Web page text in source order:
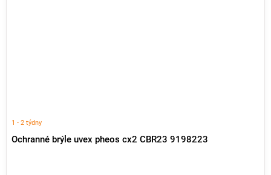
Ochranné brýle uvex pheos cx2 CBR23 9198223
1 - 2 týdny